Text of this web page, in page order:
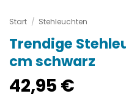
Start / Stehleuchten
Trendige
cm schwarz
42,95 €